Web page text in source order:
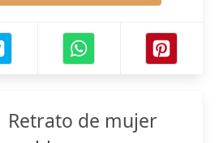
Retrato de mujer